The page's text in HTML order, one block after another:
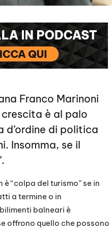
Franco Marinoni
crescita è al palo
d’ordine di politica
Insomma, se il
è “colpa del turismo” se in
a termine o in
balneari è
offrono quello che possono